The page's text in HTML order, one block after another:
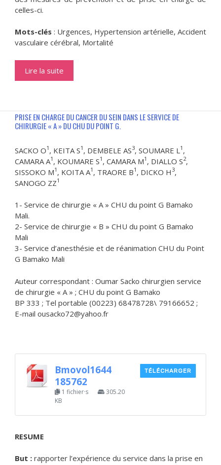
celles-ci.
Mots-clés : Urgences, Hypertension artérielle, Accident
vasculaire cérébral, Mortalité
Lire la suite
PRISE EN CHARGE DU CANCER DU SEIN DANS LE SERVICE DE
CHIRURGIE « A » DU CHU DU POINT G.
SACKO O1 , KEITA S1 , DEMBELE AS3, SOUMARE L 1 ,
CAMARA A1 , KOUMARE S1 , CAMARA M1 , DIALLO S2,
SISSOKO M1 , KOITA A1 , TRAORE B1 , DICKO H 3,
SANOGO ZZ1
1- Service de chirurgie « A » CHU du point G Bamako
Mali.
2- Service de chirurgie « B » CHU du point G Bamako
Mali
3- Service d’anesthésie et de réanimation CHU du Point
G Bamako Mali
Auteur correspondant : Oumar Sacko chirurgien service
de chirurgie « A » ; CHU du point G Bamako
BP 333 ; Tel portable (00223) 68478728\ 79166652 ;
E-mail ousacko72@yahoo.fr
Bmovol1644
185762
1 fichier·s
305.20
KB
TÉLÉCHARGER
RESUME
But : rapporter l’expérience du service dans la prise en